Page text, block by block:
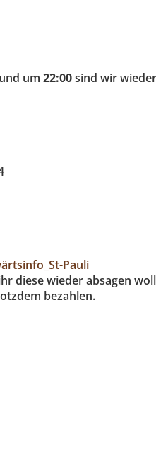
und um 22:00sind wir
Pauli
diese wieder absagen
bezahlen.